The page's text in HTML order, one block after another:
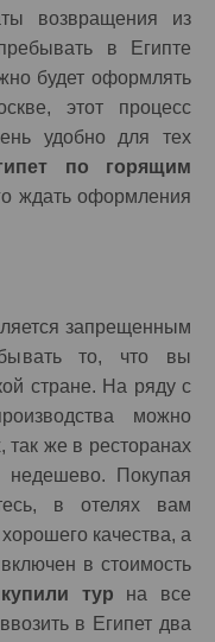
возвращения из
в Египте
будет оформлять
этот процесс
удобно для тех
по горящим
ждать оформления
запрещенным
то, что вы
стране. На ряду с
можно
так же в ресторанах
Покупая
в отелях вам
качества, а
в стоимость
купили тур на все
в Египет два